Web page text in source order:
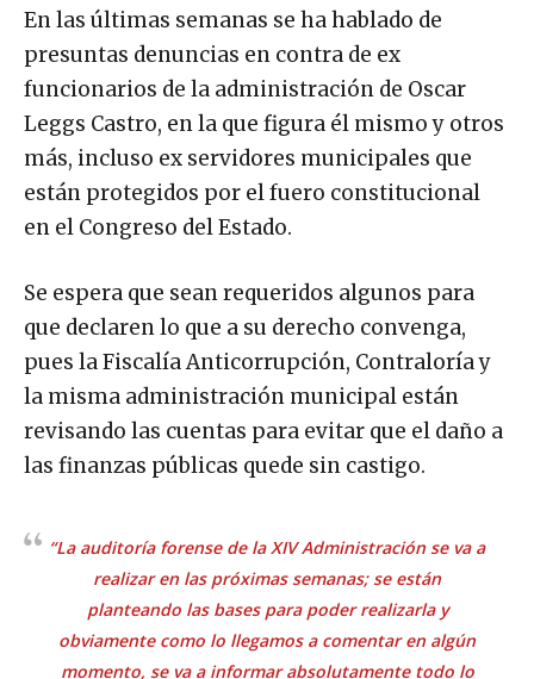
En las últimas semanas se ha hablado de
presuntas denuncias en contra de ex
funcionarios de la administración de Oscar
Leggs Castro, en la que figura él mismo y otros
más, incluso ex servidores municipales que
están protegidos por el fuero constitucional
en el Congreso del Estado.
Se espera que sean requeridos algunos para
que declaren lo que a su derecho convenga,
pues la Fiscalía Anticorrupción, Contraloría y
la misma administración municipal están
revisando las cuentas para evitar que el daño a
las finanzas públicas quede sin castigo.
“La auditoría forense de la XIV Administración se va a
realizar en las próximas semanas; se están
planteando las bases para poder realizarla y
obviamente como lo llegamos a comentar en algún
momento, se va a informar absolutamente todo lo